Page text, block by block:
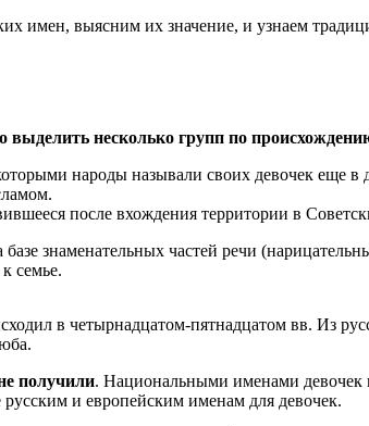
имен, выясним их значение, и узнаем
выделить несколько групп по
народы называли своих девочек еще в
после вхождения территории в
знаменательных частей речи
семье.
в четырнадцатом-пятнадцатом вв. Из
получили. Национальными именами девочек
и европейским именам для девочек.